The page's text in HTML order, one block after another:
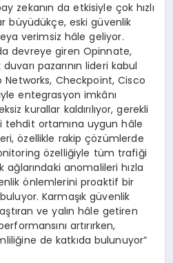
zekanın da etkisiyle çok hızlı
büyüdükçe, eski güvenlik
verimsiz hâle geliyor.
devreye giren Opinnate,
pazarının lideri kabul
Checkpoint, Cisco
entegrasyon imkânı
kurallar kaldırılıyor, gerekli
tehdit ortamına uygun hâle
özellikle rakip çözümlerde
özelliğiyle tüm trafiği
ağlarındaki anomalileri hızla
önlemlerini proaktif bir
Karmaşık güvenlik
ve yalın hâle getiren
artırırken,
de katkıda bulunuyor”